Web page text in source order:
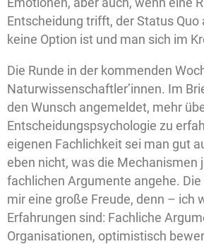
Entscheidung trifft, der Status Quo
keine Option ist und man sich im
Die Runde in der kommenden
Naturwissenschaftler’innen. Im
den Wunsch angemeldet, mehr
Entscheidungspsychologie zu
eigenen Fachlichkeit sei man gut
eben nicht, was die Mechanismen
fachlichen Argumente angehe.
mir eine große Freude, denn – ich
Erfahrungen sind: Fachliche
Organisationen, optimistisch